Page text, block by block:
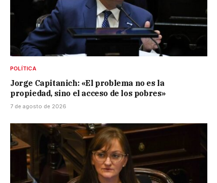
POLÍTICA
Jorge Capitanich: «El problema no es la
propiedad, sino el acceso de los pobres»
7 de agosto de 2026